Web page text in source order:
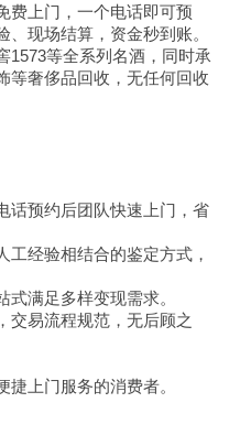
费上门，一个电话即可预
现场结算，资金秒到账。
1573等全系列名酒，同时承
等奢侈品回收，无任何回收
话预约后团队快速上门，省
工经验相结合的鉴定方式，
式满足多样变现需求。
交易流程规范，无后顾之
上门服务的消费者。